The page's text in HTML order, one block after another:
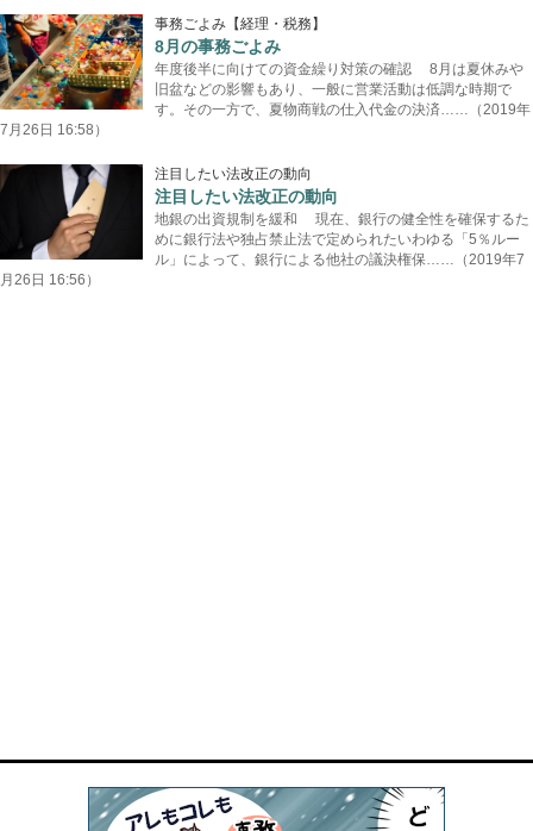
事務ごよみ【経理・税務】
8月の事務ごよみ
年度後半に向けての資金繰り対策の確認 8月は夏休みや
旧盆などの影響もあり、一般に営業活動は低調な時期で
す。その一方で、夏物商戦の仕入代金の決済……（2019年
7月26日 16:58）
注目したい法改正の動向
注目したい法改正の動向
地銀の出資規制を緩和 現在、銀行の健全性を確保するた
めに銀行法や独占禁止法で定められたいわゆる「5％ルー
ル」によって、銀行による他社の議決権保……（2019年7
月26日 16:56）